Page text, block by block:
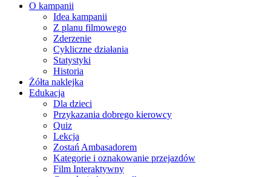
O kampanii
Idea kampanii
Z planu filmowego
Zderzenie
Cykliczne działania
Statystyki
Historia
Żółta naklejka
Edukacja
Dla dzieci
Przykazania dobrego kierowcy
Quiz
Lekcja
Zostań Ambasadorem
Kategorie i oznakowanie przejazdów
Film Interaktywny